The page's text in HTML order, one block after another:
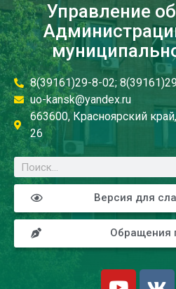
Управление
8(39161)29-8-02;
uo-kansk@yandex.ru
663600, Красноярский
26
Версия для
Обращения